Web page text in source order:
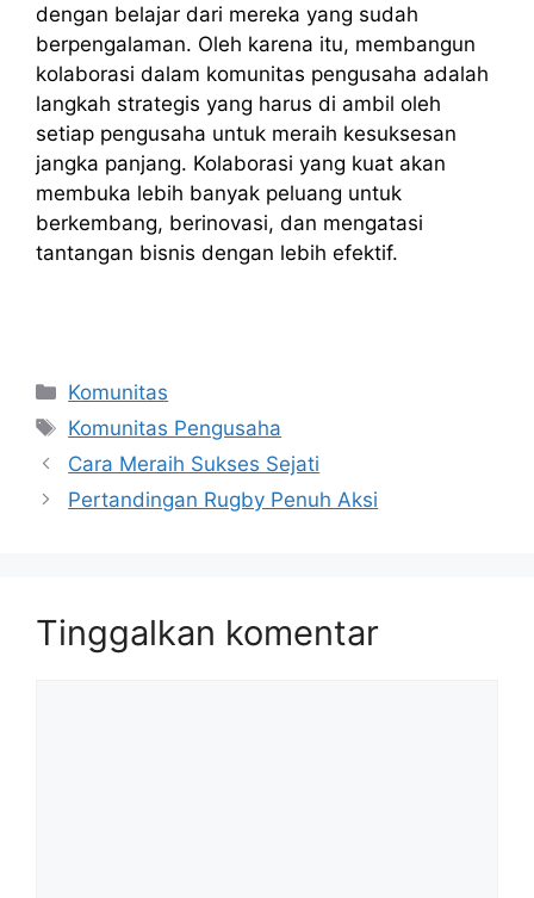
dengan belajar dari mereka yang sudah
berpengalaman. Oleh karena itu, membangun
kolaborasi dalam komunitas pengusaha adalah
langkah strategis yang harus di ambil oleh
setiap pengusaha untuk meraih kesuksesan
jangka panjang. Kolaborasi yang kuat akan
membuka lebih banyak peluang untuk
berkembang, berinovasi, dan mengatasi
tantangan bisnis dengan lebih efektif.
Kategori
Komunitas
Tag
Komunitas Pengusaha
Cara Meraih Sukses Sejati
Pertandingan Rugby Penuh Aksi
Tinggalkan komentar